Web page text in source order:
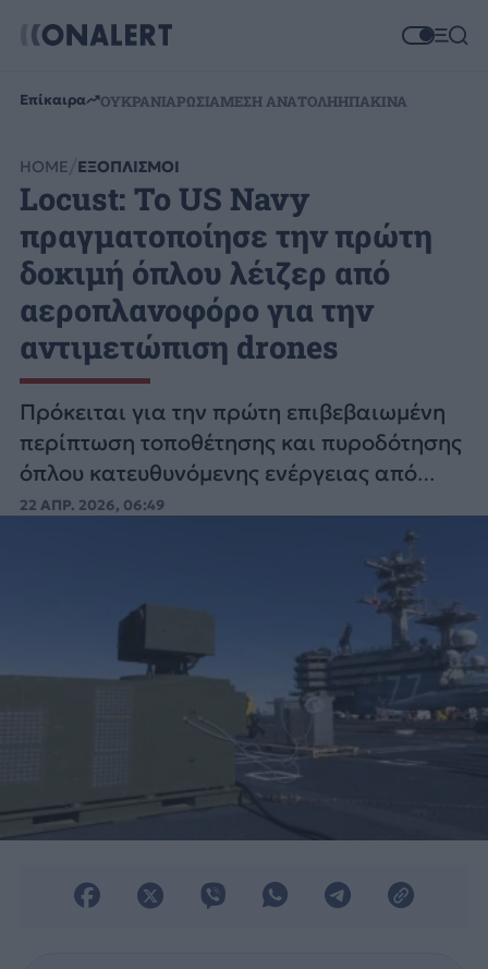
Επίκαιρα ΟΥΚΡΑΝΙΑΡΩΣΙΑΜΕΣΗ ΑΝΑΤΟΛΗΗΠΑΚΙΝΑ
HOME ΕΞΟΠΛΙΣΜΟΙ
Locust: Το US Navy
πραγματοποίησε την πρώτη
δοκιμή όπλου λέιζερ από
αεροπλανοφόρο για την
αντιμετώπιση drones
Πρόκειται για την πρώτη επιβεβαιωμένη
περίπτωση τοποθέτησης και πυροδότησης
όπλου κατευθυνόμενης ενέργειας από
αμερικανικό αεροπλανοφόρο.
22 ΑΠΡ. 2026, 06:49